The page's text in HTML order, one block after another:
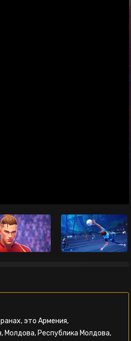
это Армения,
Молдова, Республика Молдова,